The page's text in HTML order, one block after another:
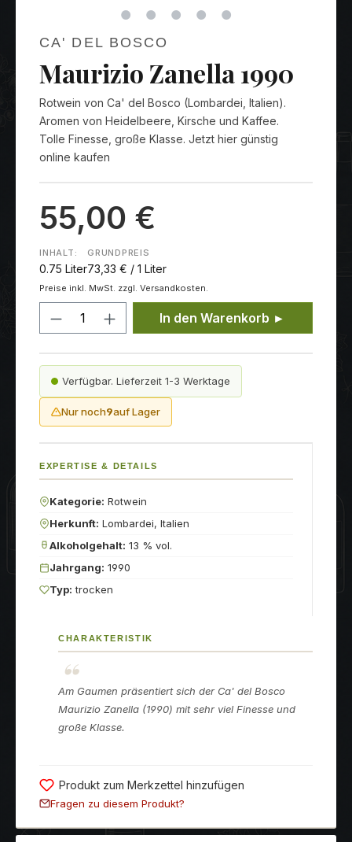
CA' DEL BOSCO
Maurizio Zanella 1990
Rotwein von Ca' del Bosco (Lombardei, Italien).
Aromen von Heidelbeere, Kirsche und Kaffee.
Tolle Finesse, große Klasse. Jetzt hier günstig
online kaufen
55,00 €
INHALT:
0.75 Liter
GRUNDPREIS
73,33 € / 1 Liter
Preise inkl. MwSt. zzgl. Versandkosten.
Produkt Anzahl: Gib den
In den Warenkorb ►
Verfügbar. Lieferzeit 1-3 Werktage
Nur noch9auf Lager
EXPERTISE & DETAILS
Kategorie: Rotwein
Herkunft: Lombardei, Italien
Alkoholgehalt: 13 % vol.
Jahrgang: 1990
Typ: trocken
CHARAKTERISTIK
Am Gaumen präsentiert sich der Ca' del Bosco
Maurizio Zanella (1990) mit sehr viel Finesse und
große Klasse.
Produkt zum Merkzettel hinzufügen
Fragen zu diesem Produkt?